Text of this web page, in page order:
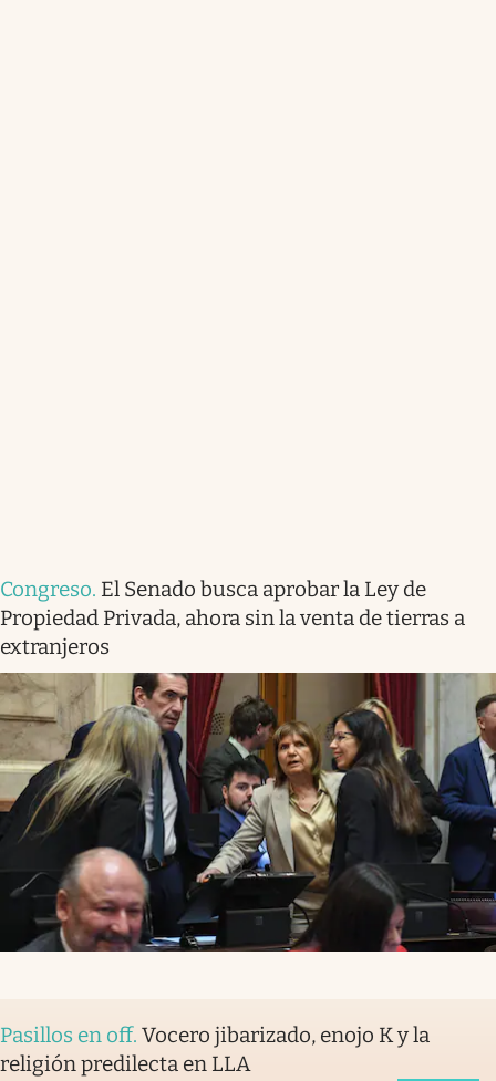
Congreso. El Senado busca aprobar la Ley de
Propiedad Privada, ahora sin la venta de tierras a
extranjeros
Pasillos en off. Vocero jibarizado, enojo K y la
religión predilecta en LLA